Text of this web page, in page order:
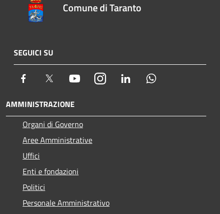
Comune di Taranto
SEGUICI SU
Facebook Twitter YoutubeInstagram LinkedIn
AMMINISTRAZIONE
Organi di Governo
Aree Amministrative
Uffici
Enti e fondazioni
Politici
Personale Amministrativo